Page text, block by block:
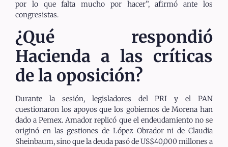
por lo que falta mucho por hacer”, afirmó ante los
congresistas.
¿Qué respondió
Hacienda a las críticas
de la oposición?
Durante la sesión, legisladores del PRI y el PAN
cuestionaron los apoyos que los gobiernos de Morena han
dado a Pemex. Amador replicó que el endeudamiento no se
originó en las gestiones de López Obrador ni de Claudia
Sheinbaum, sino que la deuda pasó de US$40,000 millones a